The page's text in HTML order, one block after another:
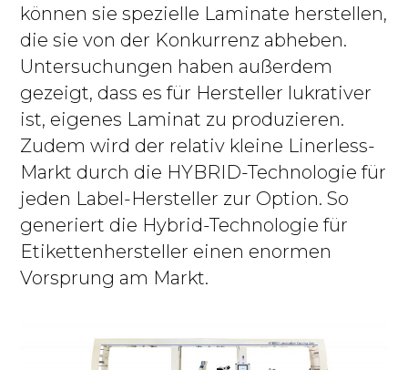
können sie spezielle Laminate herstellen,
die sie von der Konkurrenz abheben.
Untersuchungen haben außerdem
gezeigt, dass es für Hersteller lukrativer
ist, eigenes Laminat zu produzieren.
Zudem wird der relativ kleine Linerless-
Markt durch die HYBRID-Technologie für
jeden Label-Hersteller zur Option. So
generiert die Hybrid-Technologie für
Etikettenhersteller einen enormen
Vorsprung am Markt.